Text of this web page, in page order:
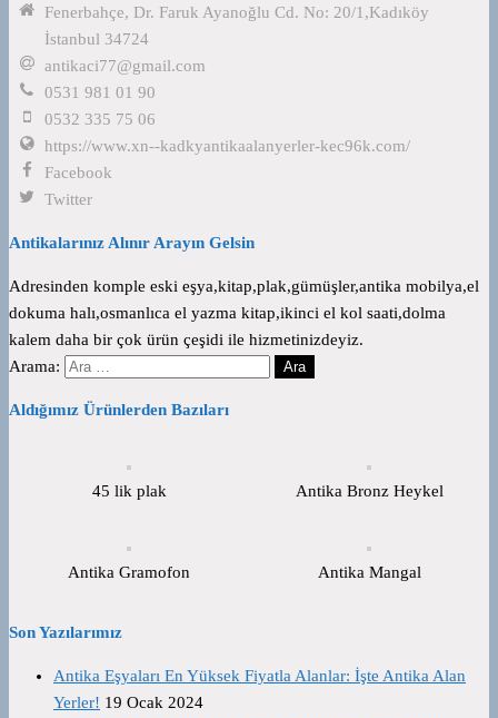
Fenerbahçe, Dr. Faruk Ayanoğlu Cd. No: 20/1,Kadıköy
İstanbul 34724
antikaci77@gmail.com
0531 981 01 90
0532 335 75 06
https://www.xn--kadkyantikaalanyerler-kec96k.com/
Facebook
Twitter
Antikalarınız Alınır Arayın Gelsin
Adresinden komple eski eşya,kitap,plak,gümüşler,antika mobilya,el
dokuma halı,osmanlıca el yazma kitap,ikinci el kol saati,dolma
kalem daha bir çok ürün çeşidi ile hizmetinizdeyiz.
Arama:
Aldığımız Ürünlerden Bazıları
45 lik plak Antika Bronz Heykel
Antika Gramofon Antika Mangal
Son Yazılarımız
Antika Eşyaları En Yüksek Fiyatla Alanlar: İşte Antika Alan
Yerler! 19 Ocak 2024